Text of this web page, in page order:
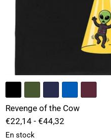
Revenge of the Cow
€22,14- €44,32
En stock